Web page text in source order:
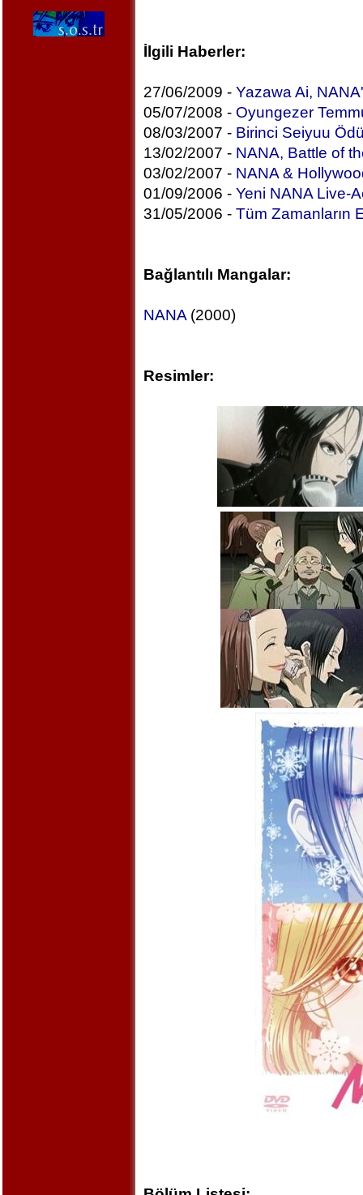
İlgili Haberler:
27/06/2009 - Yazawa Ai,
05/07/2008 - Oyungezer
08/03/2007 - Birinci Seiyuu
13/02/2007 - NANA, Battle of
03/02/2007 - NANA &
01/09/2006 - Yeni NANA Live-
31/05/2006 - Tüm Zamanların
Bağlantılı Mangalar:
NANA(2000)
Resimler: